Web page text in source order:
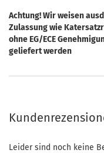
Achtung! Wir weisen
Zulassung wie
ohne EG/ECE
geliefert werden
Leider sind noch keine